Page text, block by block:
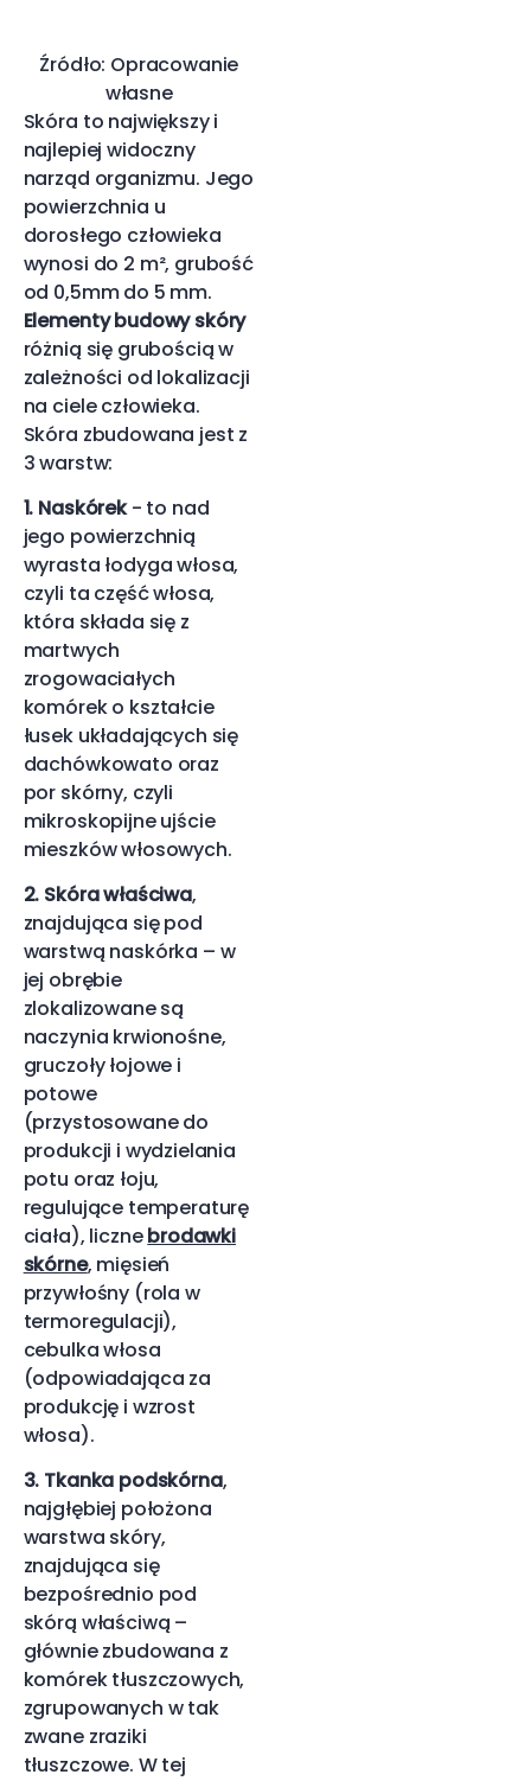
Źródło: Opracowanie
własne
Skóra to największy i
najlepiej widoczny
narząd organizmu. Jego
powierzchnia u
dorosłego człowieka
wynosi do 2 m², grubość
od 0,5mm do 5 mm.
Elementy budowy skóry
różnią się grubością w
zależności od lokalizacji
na ciele człowieka.
Skóra zbudowana jest z
3 warstw:
1. Naskórek- to nad
jego powierzchnią
wyrasta łodyga włosa,
czyli ta część włosa,
która składa się z
martwych
zrogowaciałych
komórek o kształcie
łusek układających się
dachówkowato oraz
por skórny, czyli
mikroskopijne ujście
mieszków włosowych.
2. Skóra właściwa,
znajdująca się pod
warstwą naskórka – w
jej obrębie
zlokalizowane są
naczynia krwionośne,
gruczoły łojowe i
potowe
(przystosowane do
produkcji i wydzielania
potu oraz łoju,
regulujące temperaturę
ciała), licznebrodawki
skórne, mięsień
przywłośny (rola w
termoregulacji),
cebulka włosa
(odpowiadająca za
produkcję i wzrost
włosa).
3. Tkanka podskórna,
najgłębiej położona
warstwa skóry,
znajdująca się
bezpośrednio pod
skórą właściwą –
głównie zbudowana z
komórek tłuszczowych,
zgrupowanych w tak
zwane zraziki
tłuszczowe. W tej